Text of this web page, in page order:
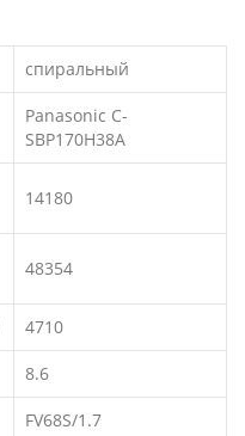
спиральный
Panasonic C-
SBP170H38A
14180
48354
4710
8.6
FV68S/1.7